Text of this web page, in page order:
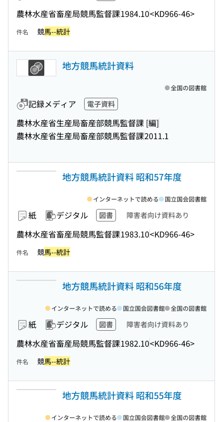
農林水産省畜産局競馬監督課1984.10<KD966-46>
件名 競馬--統計
地方競馬統計資料
記録メディア 電子資料
農林水産省生産局畜産部競馬監督課 [編]
農林水産省生産局畜産部競馬監督課2011.1
全国の図書館
地方競馬統計資料 昭和57年度
紙 デジタル 図書 障害者向け資料あり
農林水産省畜産局競馬監督課1983.10<KD966-46>
インターネットで読める 国立国会図書館
件名 競馬--統計
地方競馬統計資料 昭和56年度
紙 デジタル 図書 障害者向け資料あり
農林水産省畜産局競馬監督課1982.10<KD966-46>
インターネットで読める 国立国会図書館 全国の図書館
件名 競馬--統計
地方競馬統計資料 昭和55年度
インターネットで読める 国立国会図書館 全国の図書館